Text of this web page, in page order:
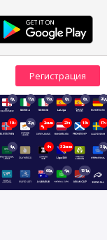
6д 13д 13д 6д 6д 20д
18ч 20д 2мин 20ч 18ч 17ч
4д 4ч 32мин 38д
68д 4д 151д